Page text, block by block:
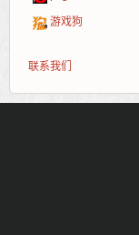
游戏狗
联系我们